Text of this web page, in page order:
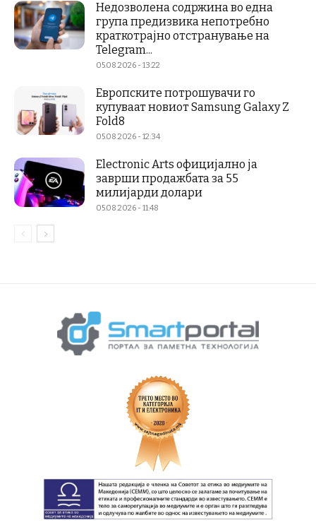
Недозволена содржина во една
група предизвика непотребно
краткотрајно отстранување на
Telegram...
05.08.2026 - 13:22
Европските потрошувачи го
купуваат новиот Samsung Galaxy Z
Fold8
05.08.2026 - 12:34
Electronic Arts официјално ја
заврши продажбата за 55
милијарди долари
05.08.2026 - 11:48